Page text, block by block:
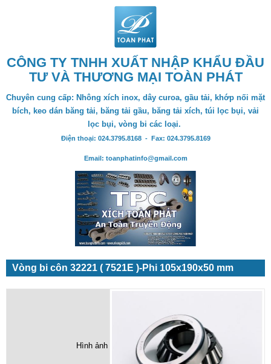
CÔNG TY TNHH XUẤT NHẬP KHẨU ĐẦU
TƯ VÀ THƯƠNG MẠI TOÀN PHÁT
Chuyên cung cấp: Nhông xích inox, dây curoa, gầu tải, khớp nối mặt
bích, keo dán băng tải, băng tải gầu, băng tải xích, túi lọc bụi, vải
lọc bụi, vòng bi các loại.
Điện thoại: 024.3795.8168 - Fax: 024.3795.8169
Email: toanphatinfo@gmail.com
Vòng bi côn 32221 ( 7521E )-Phi 105x190x50 mm
Hình ảnh